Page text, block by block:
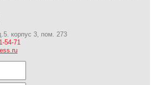
корпус 3, пом. 273
54-71